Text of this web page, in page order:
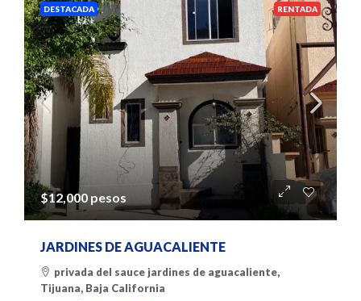
DESTACADA RENTADA
$12,000 pesos
JARDINES DE AGUACALIENTE
privada del sauce jardines de aguacaliente,
Tijuana, Baja California